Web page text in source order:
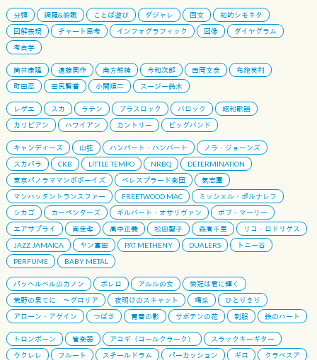
分類 網羅&俯瞰 ことば遊び ダジャレ 回文
知的シモネタ
図解表現
チャート思考 インフォグラフィック 図像
ダイヤグラム
考古学
筒井康隆 遠藤周作 南方熊楠 今和次郎 西岡文彦
布施英利
町田忍
田尻賢誉 小関順二 スージー鈴木
レゲエ スカ ラテン ブラスロック バロック
昭和歌謡
カリビアン
ハワイアン カントリー ビッグバンド
キャンディーズ 山弦 ハンバート・ハンバート
ノラ・ジョーンズ
スカパラ
CKB LITTLE TEMPO NRBQ
DETERMINATION
東京パノラママンボボーイズ
ペレスプラード楽団
氣志團
マンハッタントランスファー
FREETWOOD MAC
ミッシェル・ポルナレフ
シカゴ
カーペンターズ ギルバート・オサリヴァン
ボブ・マーリー
エアサプライ
南佳孝 高中正義 松田聖子 森高千里
リコ・ロドリゲス
JAZZ JAMAICA
ヤン富田 PAT METHENY DUALERS
トニー谷
PERFUME
BABY METAL
パッヘルベルのカノン ボレロ アルルの女
栄冠は君に輝く
荒野の果てに 〜グロリア
夜明けのスキャット 喝采
ひとりきり
アローン・アゲイン
つばさ 青春の影 サボテンの花 制服 鉄のハート
トロンボーン 管楽器 アコギ（コールクラーク）
スラックキーギター
ウクレレ
フルート スチールドラム パーカッション ギロ
クラベスア